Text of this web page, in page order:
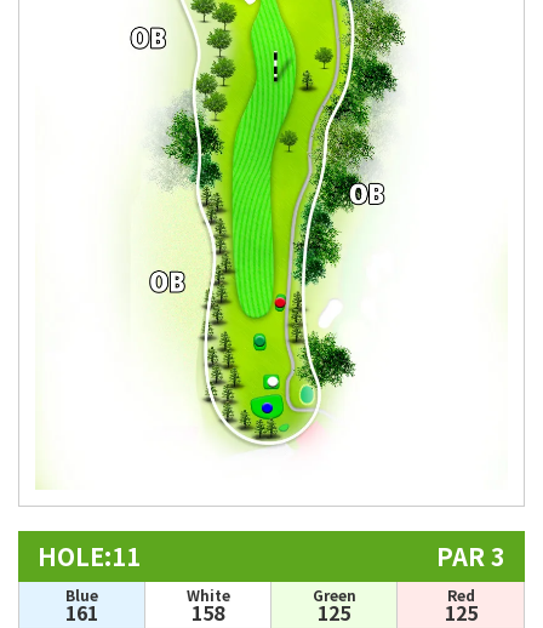
HOLE:11 PAR 3
Blue
161
White
158
Green
125
Red
125